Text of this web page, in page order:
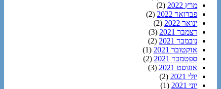
מרץ 2022
(2)
פברואר 2022
(2)
ינואר 2022
(2)
דצמבר 2021
(3)
נובמבר 2021
(2)
אוקטובר 2021
(1)
ספטמבר 2021
(2)
אוגוסט 2021
(3)
יולי 2021
(2)
יוני 2021
(1)